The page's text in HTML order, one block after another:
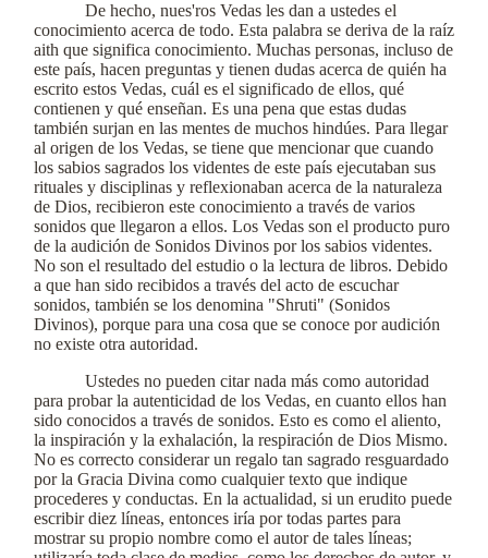
De hecho, nues'ros Vedas les dan a ustedes el
conocimiento acerca de todo. Esta palabra se deriva de la raíz
aith que significa conocimiento. Muchas personas, incluso de
este país, hacen preguntas y tienen dudas acerca de quién ha
escrito estos Vedas, cuál es el significado de ellos, qué
contienen y qué enseñan. Es una pena que estas dudas
también surjan en las mentes de muchos hindúes. Para llegar
al origen de los Vedas, se tiene que mencionar que cuando
los sabios sagrados los videntes de este país ejecutaban sus
rituales y disciplinas y reflexionaban acerca de la naturaleza
de Dios, recibieron este conocimiento a través de varios
sonidos que llegaron a ellos. Los Vedas son el producto puro
de la audición de Sonidos Divinos por los sabios videntes.
No son el resultado del estudio o la lectura de libros. Debido
a que han sido recibidos a través del acto de escuchar
sonidos, también se los denomina "Shruti" (Sonidos
Divinos), porque para una cosa que se conoce por audición
no existe otra autoridad.
Ustedes no pueden citar nada más como autoridad
para probar la autenticidad de los Vedas, en cuanto ellos han
sido conocidos a través de sonidos. Esto es como el aliento,
la inspiración y la exhalación, la respiración de Dios Mismo.
No es correcto considerar un regalo tan sagrado resguardado
por la Gracia Divina como cualquier texto que indique
procederes y conductas. En la actualidad, si un erudito puede
escribir diez líneas, entonces iría por todas partes para
mostrar su propio nombre como el autor de tales líneas;